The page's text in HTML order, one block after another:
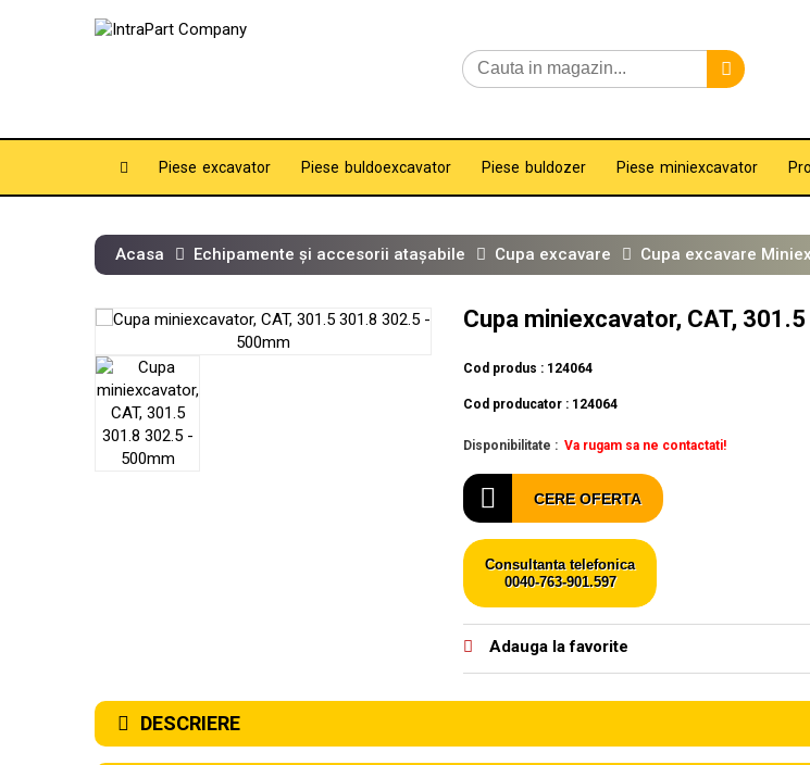
Piese excavator Piese buldoexcavator Piese buldozer Piese miniexcavator
Acasa Echipamente și accesorii atașabile Cupa excavare Cupa excavare
Cupa miniexcavator, CAT,
Cod produs : 124064
Cod producator : 124064
Disponibilitate : Va rugam sa ne contactati!
CERE OFERTA
Consultanta telefonica
0040-763-901.597
Adauga la favorite
DESCRIERE